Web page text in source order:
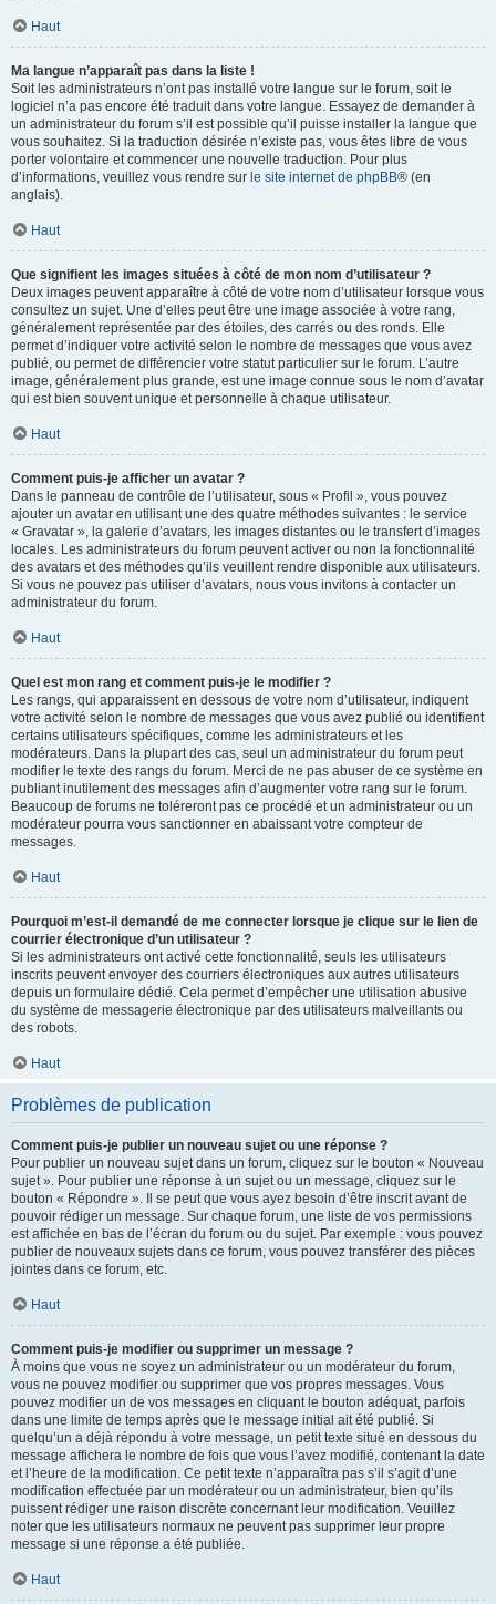
Haut
Ma langue n’apparaît pas dans la liste !
Soit les administrateurs n’ont pas installé votre langue sur le forum, soit le
logiciel n’a pas encore été traduit dans votre langue. Essayez de demander à
un administrateur du forum s’il est possible qu’il puisse installer la langue que
vous souhaitez. Si la traduction désirée n’existe pas, vous êtes libre de vous
porter volontaire et commencer une nouvelle traduction. Pour plus
d’informations, veuillez vous rendre sur le site internet de phpBB® (en
anglais).
Haut
Que signifient les images situées à côté de mon nom d’utilisateur ?
Deux images peuvent apparaître à côté de votre nom d’utilisateur lorsque vous
consultez un sujet. Une d’elles peut être une image associée à votre rang,
généralement représentée par des étoiles, des carrés ou des ronds. Elle
permet d’indiquer votre activité selon le nombre de messages que vous avez
publié, ou permet de différencier votre statut particulier sur le forum. L’autre
image, généralement plus grande, est une image connue sous le nom d’avatar
qui est bien souvent unique et personnelle à chaque utilisateur.
Haut
Comment puis-je afficher un avatar ?
Dans le panneau de contrôle de l’utilisateur, sous « Profil », vous pouvez
ajouter un avatar en utilisant une des quatre méthodes suivantes : le service
« Gravatar », la galerie d’avatars, les images distantes ou le transfert d’images
locales. Les administrateurs du forum peuvent activer ou non la fonctionnalité
des avatars et des méthodes qu’ils veuillent rendre disponible aux utilisateurs.
Si vous ne pouvez pas utiliser d’avatars, nous vous invitons à contacter un
administrateur du forum.
Haut
Quel est mon rang et comment puis-je le modifier ?
Les rangs, qui apparaissent en dessous de votre nom d’utilisateur, indiquent
votre activité selon le nombre de messages que vous avez publié ou identifient
certains utilisateurs spécifiques, comme les administrateurs et les
modérateurs. Dans la plupart des cas, seul un administrateur du forum peut
modifier le texte des rangs du forum. Merci de ne pas abuser de ce système en
publiant inutilement des messages afin d’augmenter votre rang sur le forum.
Beaucoup de forums ne toléreront pas ce procédé et un administrateur ou un
modérateur pourra vous sanctionner en abaissant votre compteur de
messages.
Haut
Pourquoi m’est-il demandé de me connecter lorsque je clique sur le lien de
courrier électronique d’un utilisateur ?
Si les administrateurs ont activé cette fonctionnalité, seuls les utilisateurs
inscrits peuvent envoyer des courriers électroniques aux autres utilisateurs
depuis un formulaire dédié. Cela permet d’empêcher une utilisation abusive
du système de messagerie électronique par des utilisateurs malveillants ou
des robots.
Haut
Problèmes de publication
Comment puis-je publier un nouveau sujet ou une réponse ?
Pour publier un nouveau sujet dans un forum, cliquez sur le bouton « Nouveau
sujet ». Pour publier une réponse à un sujet ou un message, cliquez sur le
bouton « Répondre ». Il se peut que vous ayez besoin d’être inscrit avant de
pouvoir rédiger un message. Sur chaque forum, une liste de vos permissions
est affichée en bas de l’écran du forum ou du sujet. Par exemple : vous pouvez
publier de nouveaux sujets dans ce forum, vous pouvez transférer des pièces
jointes dans ce forum, etc.
Haut
Comment puis-je modifier ou supprimer un message ?
À moins que vous ne soyez un administrateur ou un modérateur du forum,
vous ne pouvez modifier ou supprimer que vos propres messages. Vous
pouvez modifier un de vos messages en cliquant le bouton adéquat, parfois
dans une limite de temps après que le message initial ait été publié. Si
quelqu’un a déjà répondu à votre message, un petit texte situé en dessous du
message affichera le nombre de fois que vous l’avez modifié, contenant la date
et l’heure de la modification. Ce petit texte n’apparaîtra pas s’il s’agit d’une
modification effectuée par un modérateur ou un administrateur, bien qu’ils
puissent rédiger une raison discrète concernant leur modification. Veuillez
noter que les utilisateurs normaux ne peuvent pas supprimer leur propre
message si une réponse a été publiée.
Haut